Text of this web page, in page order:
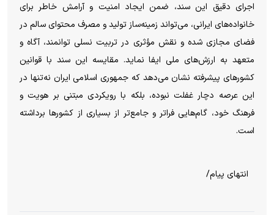
اجرای دقیق این سند، ضمن ایجاد امنیت و آرامش خاطر برای
خانواده‌های ایرانی، می‌تواند زمینه‌ساز تولید و مصرف محتوای سالم در
فضای مجازی شده و نقش مؤثری در تربیت نسلی توانمند، آگاه و
متعهد به ارزش‌های ملی ایفا نماید. مقایسه این سند با قوانین
کشور‌های پیشرفته نشان می‌دهد که جمهوری اسلامی ایران نه‌تنها در
این عرصه دچار غفلت نبوده، بلکه با رویکردی مبتنی بر هویت و
فرهنگ خود، گام‌هایی فراتر و جامع‌تر از بسیاری از کشور‌ها برداشته
است.
انتهای پیام/